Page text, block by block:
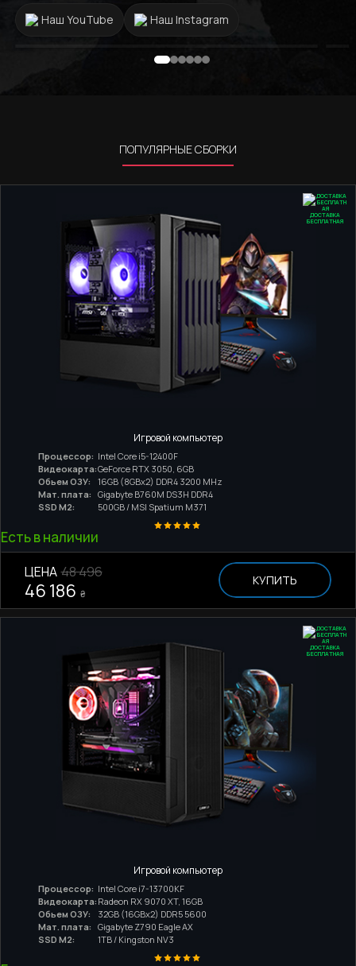
Наш YouTube Наш Instagram
ПОПУЛЯРНЫЕ СБОРКИ
ДОСТАВКА
БЕСПЛАТНАЯ
Игровой компьютер
Процессор: Intel Core i5-12400F
Видеокарта:GeForce RTX 3050, 6GB
Обьем ОЗУ:
16GB (8GBx2) DDR4 3200 MHz
Мат. плата:
Gigabyte B760M DS3H DDR4
SSD M2:
500GB / MSI Spatium M371
Есть в наличии
ЦЕНА 48 496
46 186 ₴
КУПИТЬ
ДОСТАВКА
БЕСПЛАТНАЯ
Игровой компьютер
Процессор: Intel Core i7-13700KF
Видеокарта: Radeon RX 9070 XT, 16GB
Обьем ОЗУ:
32GB (16GBx2) DDR5 5600
Мат. плата:
Gigabyte Z790 Eagle AX
SSD M2:
1TB / Kingston NV3